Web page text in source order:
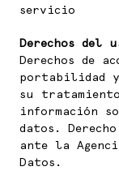
servicio
Derechos del
Derechos de
portabilidad
su
información
datos.
ante la
Datos.